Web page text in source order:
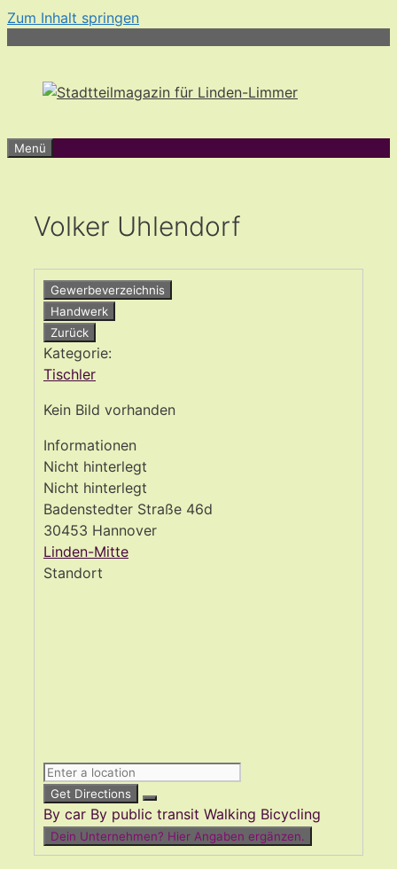
Zum Inhalt springen
Menü
Volker Uhlendorf
Gewerbeverzeichnis
Handwerk
Zurück
Kategorie:
Tischler
Kein Bild vorhanden
Informationen
Nicht hinterlegt
Nicht hinterlegt
Badenstedter Straße 46d
30453 Hannover
Linden-Mitte
Standort
Get Directions
By car By public transit Walking Bicycling
Dein Unternehmen? Hier Angaben ergänzen.